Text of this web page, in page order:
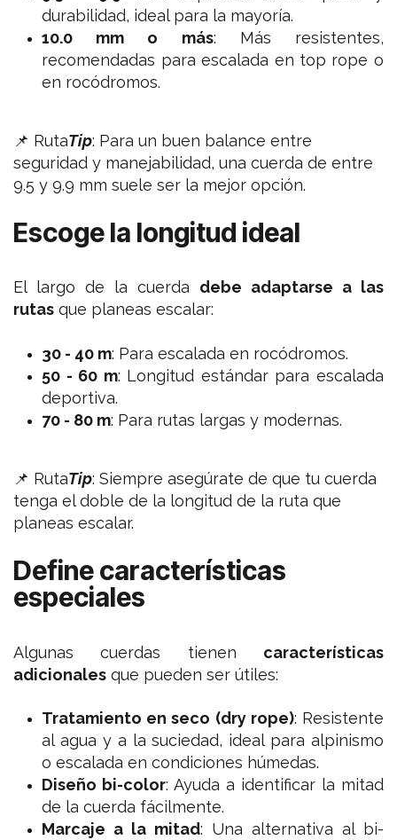
durabilidad, ideal para la mayoría.
10.0 mm o más: Más resistentes,
recomendadas para escalada en top rope o
en rocódromos.
📌 RutaTip: Para un buen balance entre
seguridad y manejabilidad, una cuerda de entre
9.5 y 9.9 mm suele ser la mejor opción.
Escoge la longitud ideal
El largo de la cuerda debe adaptarse a las
rutas que planeas escalar:
30 - 40 m: Para escalada en rocódromos.
50 - 60 m: Longitud estándar para escalada
deportiva.
70 - 80 m: Para rutas largas y modernas.
📌 RutaTip: Siempre asegúrate de que tu cuerda
tenga el doble de la longitud de la ruta que
planeas escalar.
Define características
especiales
Algunas cuerdas tienen características
adicionales que pueden ser útiles:
Tratamiento en seco (dry rope): Resistente
al agua y a la suciedad, ideal para alpinismo
o escalada en condiciones húmedas.
Diseño bi-color: Ayuda a identificar la mitad
de la cuerda fácilmente.
Marcaje a la mitad: Una alternativa al bi-